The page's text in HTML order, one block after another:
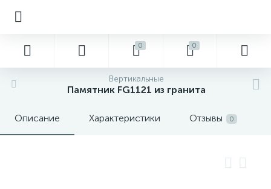
0 0
Вертикальные
Памятник FG1121 из гранита
Описание Характеристики Отзывы 0